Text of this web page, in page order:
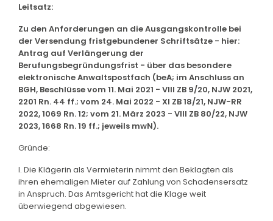
Leitsatz:
Zu den Anforderungen an die Ausgangskontrolle bei
der Versendung fristgebundener Schriftsätze - hier:
Antrag auf Verlängerung der
Berufungsbegründungsfrist - über das besondere
elektronische Anwaltspostfach (beA; im Anschluss an
BGH, Beschlüsse vom 11. Mai 2021 - VIII ZB 9/20, NJW 2021,
2201 Rn. 44 ff.; vom 24. Mai 2022 - XI ZB 18/21, NJW-RR
2022, 1069 Rn. 12; vom 21. März 2023 - VIII ZB 80/22, NJW
2023, 1668 Rn. 19 ff.; jeweils mwN).
Gründe:
I. Die Klägerin als Vermieterin nimmt den Beklagten als
ihren ehemaligen Mieter auf Zahlung von Schadensersatz
in Anspruch. Das Amtsgericht hat die Klage weit
überwiegend abgewiesen.